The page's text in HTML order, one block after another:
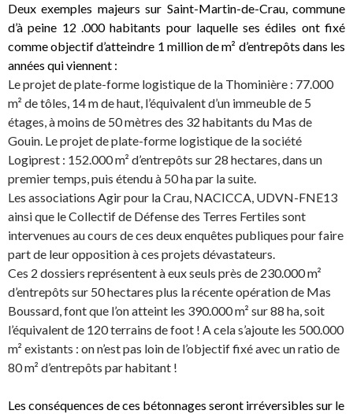
Deux exemples majeurs sur Saint-Martin-de-Crau, commune
d’à peine 12 .000 habitants pour laquelle ses édiles ont fixé
comme objectif d’atteindre 1 million de m² d’entrepôts dans les
années qui viennent :
Le projet de plate-forme logistique de la Thominière : 77.000
m² de tôles, 14 m de haut, l’équivalent d’un immeuble de 5
étages, à moins de 50 mètres des 32 habitants du Mas de
Gouin. Le projet de plate-forme logistique de la société
Logiprest : 152.000 m² d’entrepôts sur 28 hectares, dans un
premier temps, puis étendu à 50 ha par la suite.
Les associations Agir pour la Crau, NACICCA, UDVN-FNE13
ainsi que le Collectif de Défense des Terres Fertiles sont
intervenues au cours de ces deux enquêtes publiques pour faire
part de leur opposition à ces projets dévastateurs.
Ces 2 dossiers représentent à eux seuls près de 230.000 m²
d’entrepôts sur 50 hectares plus la récente opération de Mas
Boussard, font que l’on atteint les 390.000 m² sur 88 ha, soit
l’équivalent de 120 terrains de foot ! A cela s’ajoute les 500.000
m² existants : on n’est pas loin de l’objectif fixé avec un ratio de
80 m² d’entrepôts par habitant !
Les conséquences de ces bétonnages seront irréversibles sur le